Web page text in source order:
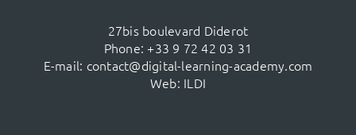
27bis boulevard Diderot
Phone: +33 9 72 42 03 31
E-mail: contact@digital-learning-academy.com
Web: ILDI